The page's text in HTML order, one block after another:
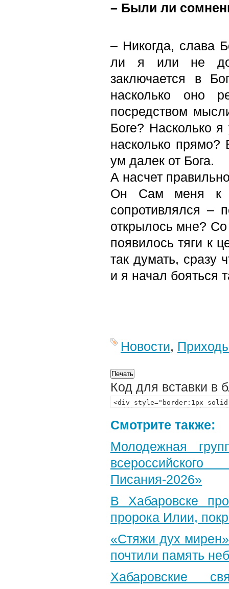
– Были ли
– Никогда, слава
ли я или не
заключается в
насколько оно
посредством
Боге? Насколько
насколько
ум далек от Бога.
А насчет
Он Сам меня к
сопротивлялся –
открылось мне? Со
появилось тяги к
так думать, сразу
и я начал бояться
Новости,
Код для вставки в
Смотрите также:
Молодежная
Писания-2026»
В Хабаровске
пророка Илии,
«Стяжи дух
почтили память
Хабаровские